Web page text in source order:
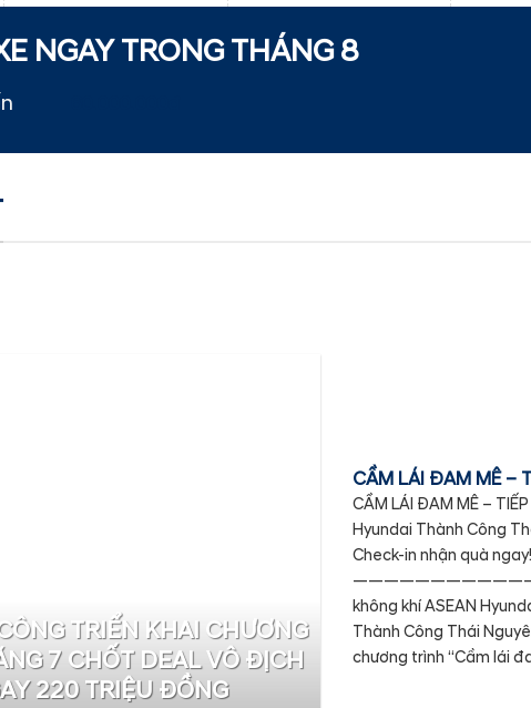
NGAY TRONG THÁNG8
TRIỂN KHAI CHƯƠNG
7 CHỐT DEAL VÔ ĐỊCH
220 TRIỆU ĐỒNG
CẦM LÁI ĐAM MÊ –
CẦM LÁI ĐAM MÊ –
Hyundai Thành Công
Check-in nhận quà ngay!
không khí ASEAN
Thành Công Thái
chương trình “Cầm lái